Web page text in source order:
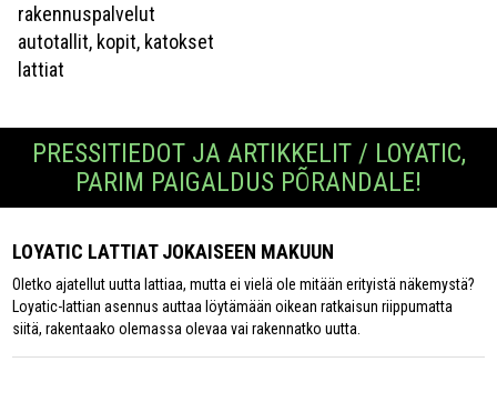
rakennuspalvelut
autotallit, kopit, katokset
lattiat
PRESSITIEDOT JA ARTIKKELIT / LOYATIC,
PARIM PAIGALDUS PÕRANDALE!
LOYATIC LATTIAT JOKAISEEN MAKUUN
Oletko ajatellut uutta lattiaa, mutta ei vielä ole mitään erityistä näkemystä?
Loyatic-lattian asennus auttaa löytämään oikean ratkaisun riippumatta
siitä, rakentaako olemassa olevaa vai rakennatko uutta.